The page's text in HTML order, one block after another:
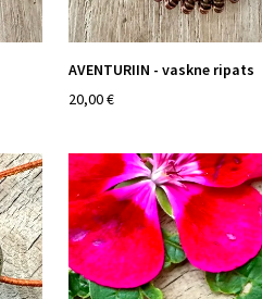
AVENTURIIN - vaskne ripats
20,00 €